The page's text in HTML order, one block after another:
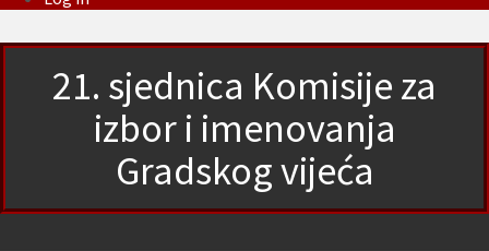
21. sjednica Komisije za
izbor i imenovanja
Gradskog vijeća